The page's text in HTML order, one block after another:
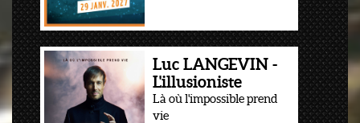
Luc LANGEVIN -
L'illusioniste
Là où l'impossible prend
vie